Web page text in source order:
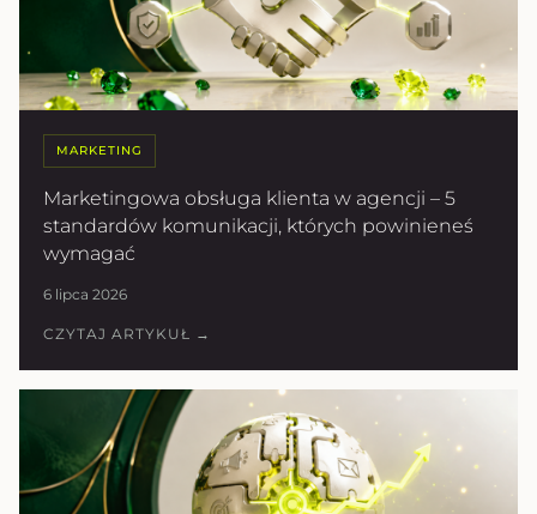
MARKETING
Marketingowa obsługa klienta w agencji – 5
standardów komunikacji, których powinieneś
wymagać
6 lipca 2026
CZYTAJ ARTYKUŁ →